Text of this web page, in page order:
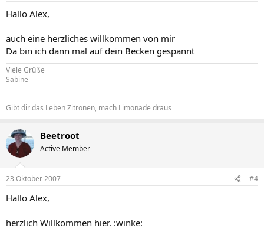
Hallo Alex,
auch eine herzliches willkommen von mir
Da bin ich dann mal auf dein Becken gespannt
Viele Grüße
Sabine
Gibt dir das Leben Zitronen, mach Limonade draus
Beetroot
Active Member
23 Oktober 2007 #4
Hallo Alex,
herzlich Willkommen hier. :winke: